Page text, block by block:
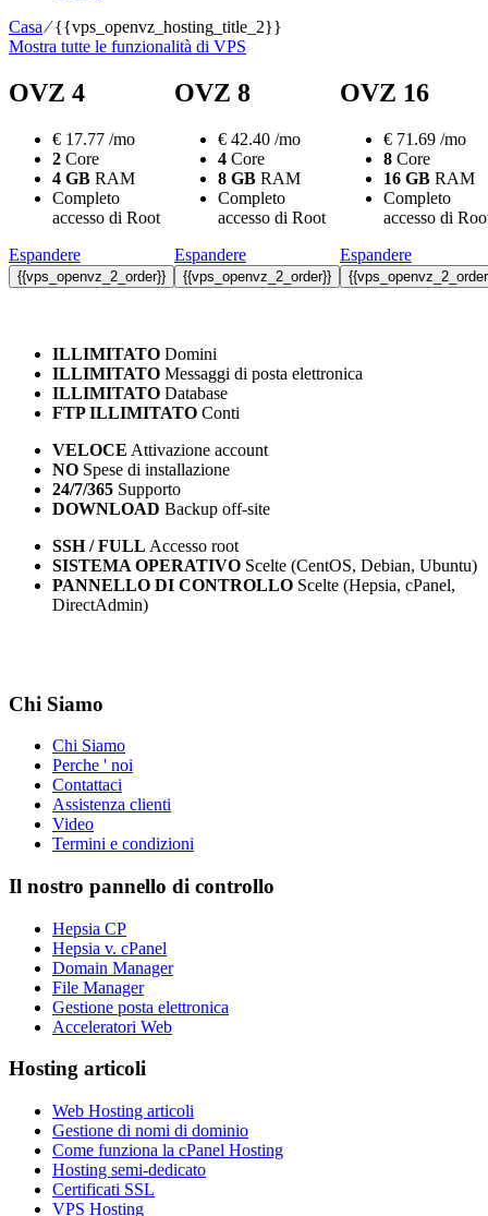
Casa⁄{{vps_openvz_hosting_title_2}}
Mostra tutte le funzionalità di VPS
OVZ 4
€ 17.77 /mo
2 Core
4 GB RAM
Completo
accesso di Root
Espandere
{{vps_openvz_2_order}}
OVZ 8
€ 42.40 /mo
4 Core
8 GB RAM
Completo
accesso di Root
Espandere
{{vps_openvz_2_order}}
OVZ 16
€ 71.69 /mo
8 Core
16 GB RAM
Completo
accesso di
Espandere
ILLIMITATO Domini
ILLIMITATO Messaggi di posta elettronica
ILLIMITATO Database
FTP ILLIMITATO Conti
VELOCE Attivazione account
NO Spese di installazione
24/7/365 Supporto
DOWNLOAD Backup off-site
SSH / FULL Accesso root
SISTEMA OPERATIVO Scelte (CentOS, Debian, Ubuntu)
PANNELLO DI CONTROLLO Scelte (Hepsia, cPanel,
DirectAdmin)
Chi Siamo
Chi Siamo
Perche ' noi
Contattaci
Assistenza clienti
Video
Termini e condizioni
Il nostro pannello di controllo
Hepsia CP
Hepsia v. cPanel
Domain Manager
File Manager
Gestione posta elettronica
Acceleratori Web
Hosting articoli
Web Hosting articoli
Gestione di nomi di dominio
Come funziona la cPanel Hosting
Hosting semi-dedicato
Certificati SSL
VPS Hosting